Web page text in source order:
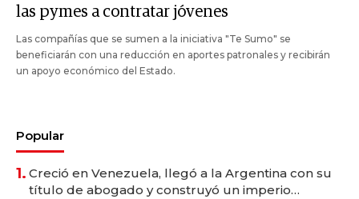
las pymes a contratar jóvenes
Las compañías que se sumen a la iniciativa "Te Sumo" se
beneficiarán con una reducción en aportes patronales y recibirán
un apoyo económico del Estado.
Popular
1. Creció en Venezuela, llegó a la Argentina con su
título de abogado y construyó un imperio